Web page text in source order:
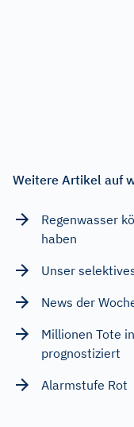
Weitere Artikel auf
Regenwasser
haben
Unser
News der
Millionen Tote
prognostiziert
Alarmstufe Rot